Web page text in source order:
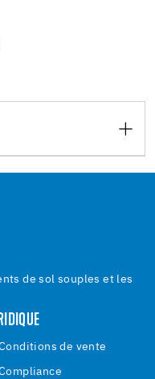
de sol souples et les
de vente